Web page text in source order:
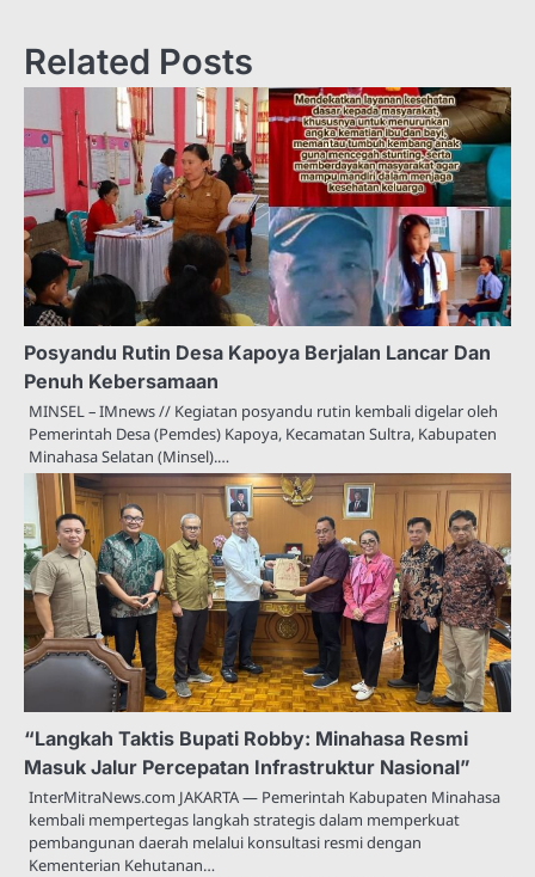
Related Posts
Posyandu Rutin Desa Kapoya Berjalan Lancar Dan
Penuh Kebersamaan
MINSEL – IMnews // Kegiatan posyandu rutin kembali digelar oleh
Pemerintah Desa (Pemdes) Kapoya, Kecamatan Sultra, Kabupaten
Minahasa Selatan (Minsel).…
“Langkah Taktis Bupati Robby: Minahasa Resmi
Masuk Jalur Percepatan Infrastruktur Nasional”
InterMitraNews.com JAKARTA — Pemerintah Kabupaten Minahasa
kembali mempertegas langkah strategis dalam memperkuat
pembangunan daerah melalui konsultasi resmi dengan
Kementerian Kehutanan…